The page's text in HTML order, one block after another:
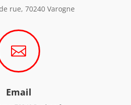
rue, 70240 Varogne

Email